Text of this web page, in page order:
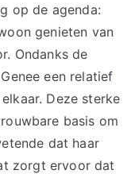
op de agenda:
genieten van
Ondanks de
een relatief
Deze sterke
basis om
dat haar
zorgt ervoor dat